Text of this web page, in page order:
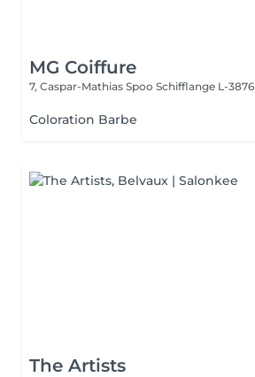
MG Coiffure
7, Caspar-Mathias Spoo Schifflange L-3876
Coloration Barbe
The Artists